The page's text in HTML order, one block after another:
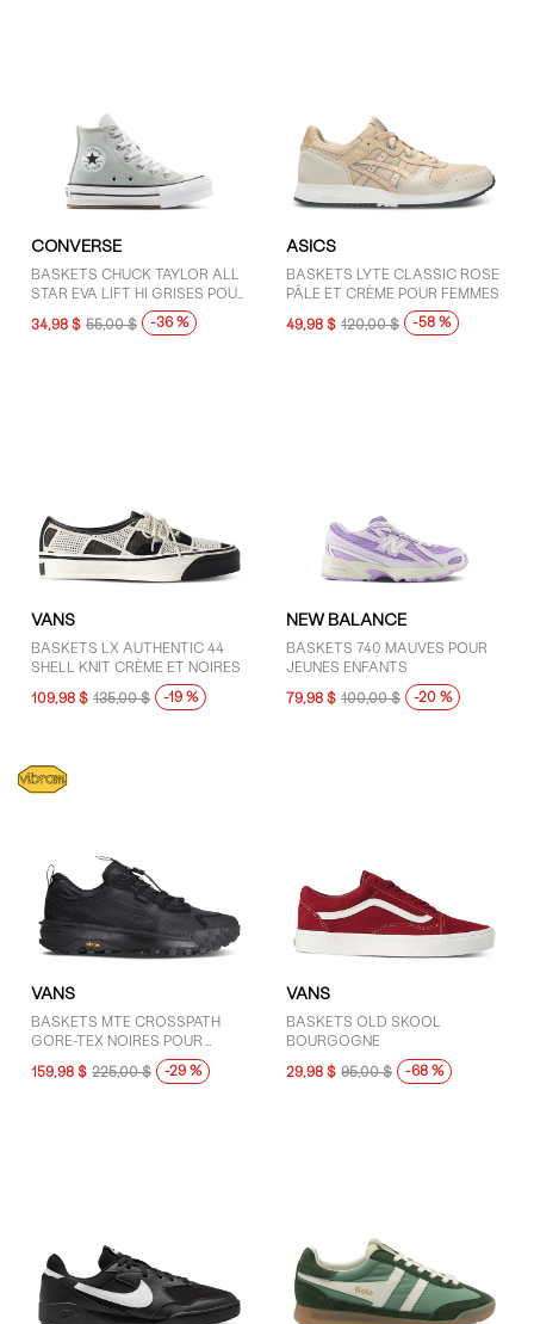
CONVERSE
BASKETS CHUCK TAYLOR ALL
STAR EVA LIFT HI GRISES POUR
JEUNES ENFANTS
34,98 $ 55,00 $ -36 %
ASICS
BASKETS LYTE CLASSIC ROSE
PÂLE ET CRÈME POUR FEMMES
49,98 $ 120,00 $ -58 %
VANS
BASKETS LX AUTHENTIC 44
SHELL KNIT CRÈME ET NOIRES
109,98 $ 135,00 $ -19 %
NEW BALANCE
BASKETS 740 MAUVES POUR
JEUNES ENFANTS
79,98 $ 100,00 $ -20 %
VANS
BASKETS MTE CROSSPATH
GORE-TEX NOIRES POUR
HOMMES
159,98 $ 225,00 $ -29 %
VANS
BASKETS OLD SKOOL
BOURGOGNE
29,98 $ 95,00 $ -68 %